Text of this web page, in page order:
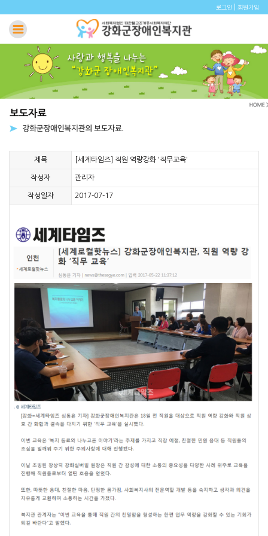
로그인 회원가입
제목 [세계타임즈] 직원 역량강화 '직무교육'
작성자 관리자
작성일자 2017-07-17